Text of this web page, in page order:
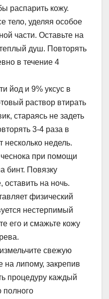
распарить кожу.
тело, уделяя особое
части. Оставьте на
душ. Повторять
в течение 4
йод и 9% уксус в
раствор втирать
стараясь не задеть
3-4 раза в
несколько недель.
при помощи
бинт. Повязку
на ночь.
физический
нестерпимый
его и смажьте кожу
свежую
на липому, закрепив
процедуру каждый
полного